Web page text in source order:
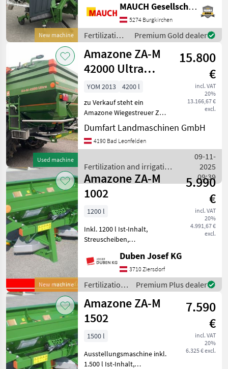
New machine
mit Reibkupplung -
Behälteraufsatz S 2000 -
Schmutzfänger S - LED
Heckbeleuchtung -
MAUCH Gesellschaft m.b.H. & Co.KG
5274 Burgkirchen
Fertilization
and
irrigation
equipment /
Amazone
Premium Gold dealer
Used machine
Amazone ZA-M
42000 Ultra
Profis Hydro
15.800
€
incl. VAT
20%
13.166,67 €
excl.
YOM 2013
4200 l
zu Verkauf steht ein
Amazone Wiegestreuer ZA-
M-4200 Profis Hydro,
komplett mit 2.
Bildschirmen, Bedienung,
Teilbreitenschaltung hydr.
Streuschei
Dumfart Landmaschinen GmbH
4190 Bad Leonfelden
Fertilization and irrigation
equipment / Amazone
09-11-
2025
09:39
New machine
Amazone ZA-M
1002
5.990
€
incl. VAT
20%
4.991,67 €
excl.
1200 l
Inkl. 1200 l Ist-Inhalt,
Streuscheiben,
Rührwerk, Beleuchtung. Mit
Aufsatz S 500 auf 1700 Liter
erweiterbar. Rand- u.
Grenzstreuvorrichtu
Duben Josef KG
3710 Ziersdorf
Fertilization
and
irrigation
equipment /
Amazone
Premium Plus dealer
Amazone ZA-M
1502
7.590
€
incl. VAT
20%
6.325 € excl.
1500 l
Ausstellungsmaschine inkl.
1.500 l Ist-Inhalt,